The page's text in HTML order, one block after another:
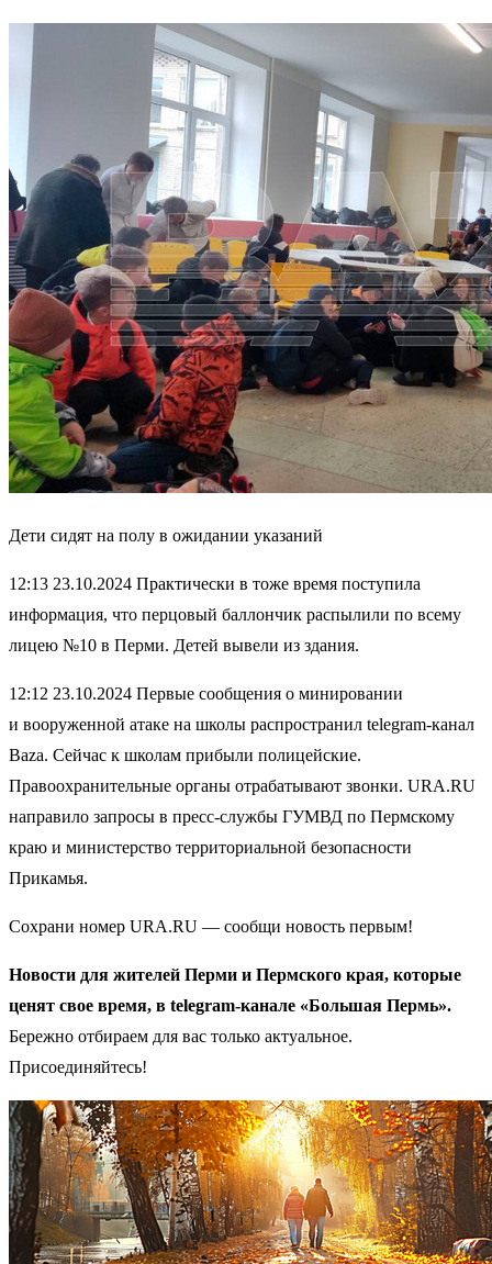
Дети сидят на полу в ожидании указаний
12:13 23.10.2024 Практически в тоже время поступила
информация, что перцовый баллончик распылили по всему
лицею №10 в Перми. Детей вывели из здания.
12:12 23.10.2024 Первые сообщения о минировании
и вооруженной атаке на школы распространил telegram-канал
Baza. Cейчас к школам прибыли полицейские.
Правоохранительные органы отрабатывают звонки. URA.RU
направило запросы в пресс-службы ГУМВД по Пермскому
краю и министерство территориальной безопасности
Прикамья.
Сохрани номер URA.RU — сообщи новость первым!
Новости для жителей Перми и Пермского края, которые
ценят свое время, в telegram-канале «Большая Пермь».
Бережно отбираем для вас только актуальное.
Присоединяйтесь!